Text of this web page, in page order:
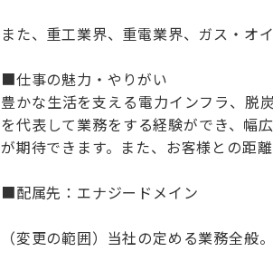
また、重工業界、重電業界、ガス・オ
■仕事の魅力・やりがい
豊かな生活を支える電力インフラ、脱
を代表して業務をする経験ができ、幅
が期待できます。また、お客様との距
■配属先：エナジードメイン
（変更の範囲）当社の定める業務全般